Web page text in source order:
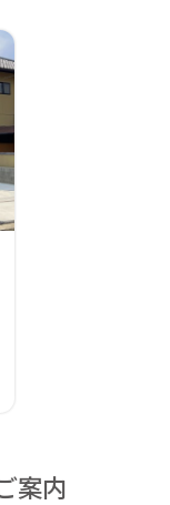
案内